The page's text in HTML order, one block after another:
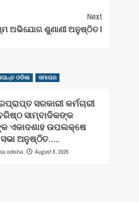
Next
ଅଭିଯୋଗ ଶୁଣାଣୀ ଅନୁଷ୍ଠିତ l
ଓଡିଶା ସମାଚାର
ସରକାରୀ କର୍ମଚାରୀ
ସାମ୍ବାଦିକଙ୍କ
ଏକାଦଶାହ ଉପଲକ୍ଷେ
ଅନୁଷ୍ଠିତ…..
odisha August 8, 2026